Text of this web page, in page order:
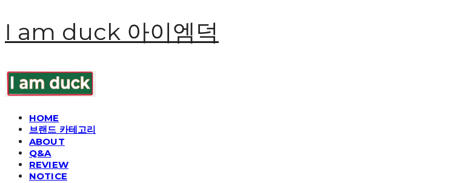
I am duck 아이엠덕
HOME
브랜드 카테고리
ABOUT
Q&A
REVIEW
NOTICE